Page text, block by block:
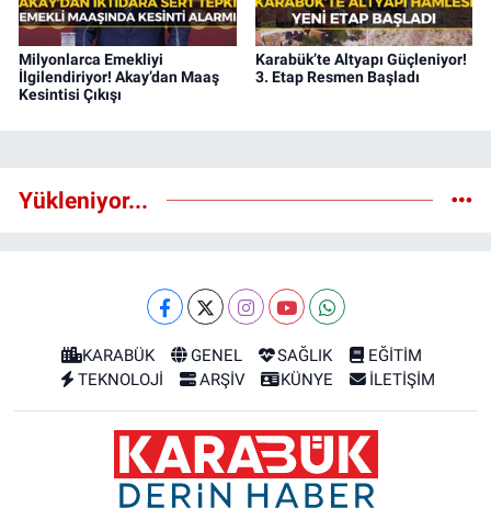
Milyonlarca Emekliyi
İlgilendiriyor! Akay’dan Maaş
Kesintisi Çıkışı
Karabük’te Altyapı Güçleniyor!
3. Etap Resmen Başladı
Yükleniyor...
KARABÜK GENEL SAĞLIK
EĞİTİM
TEKNOLOJİ
ARŞİV KÜNYE İLETİŞİM